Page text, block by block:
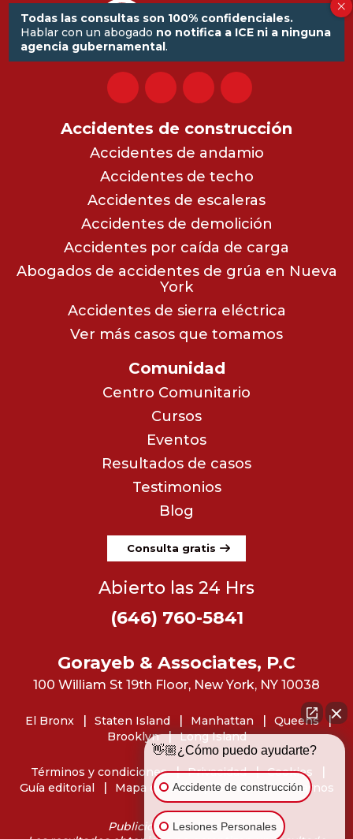
Accidentes de construcción
Accidentes de andamio
Accidentes de techo
Accidentes de escaleras
Accidentes de demolición
Accidentes por caída de carga
Abogados de accidentes de grúa en Nueva
York
Accidentes de sierra eléctrica
Ver más casos que tomamos
Comunidad
Centro Comunitario
Cursos
Eventos
Resultados de casos
Testimonios
Blog
Consulta gratis
Abierto las 24 Hrs
(646) 760-5841
Gorayeb & Associates, P.C
100 William St 19th Floor, New York, NY 10038
Publicidad de abogados
El Bronx Staten Island Manhattan
Queens
Brooklyn
Long Island
Términos y condiciones Privacidad
Cookies
Guía editorial
Mapa del sitio Dónde encontrarnos
Todas las consultas son 100% confidenciales.
Hablar con un abogado no notifica a ICE ni a ninguna
agencia gubernamental.
👋🏼¿Cómo puedo ayudarte?
Accidente de construcción
Lesiones Personales